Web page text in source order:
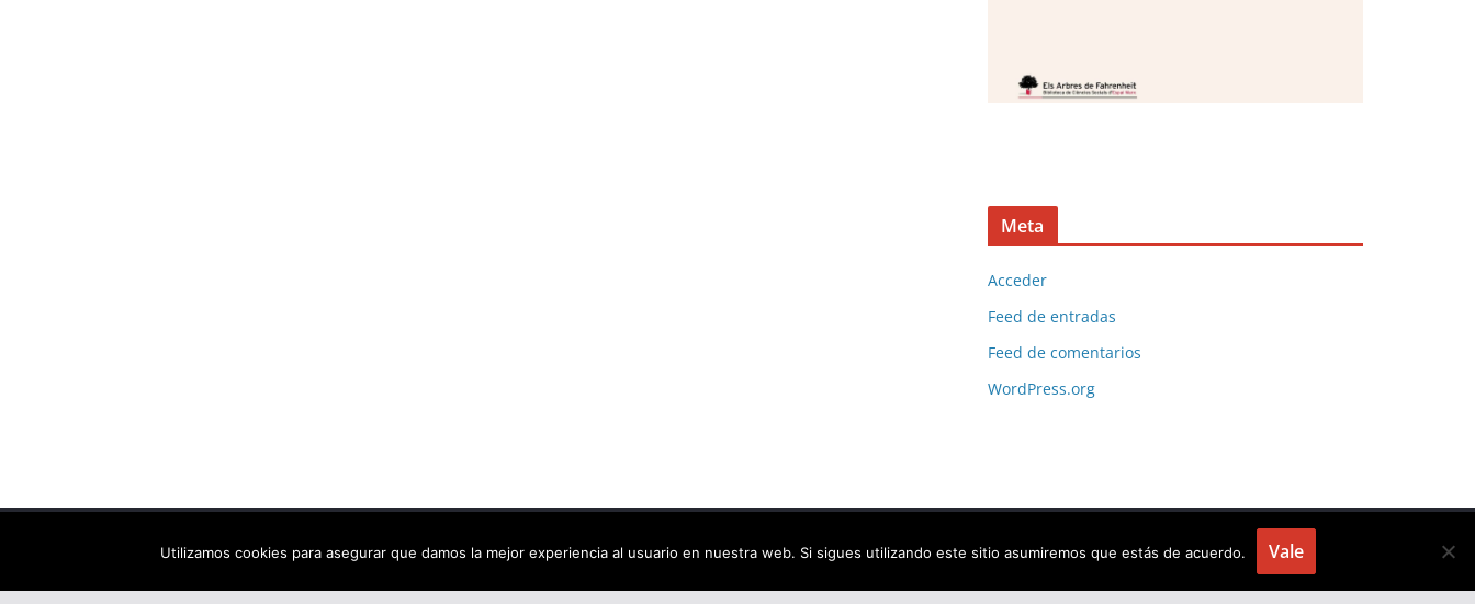
Meta
Acceder
Feed de entradas
Feed de comentarios
WordPress.org
Copyright © 2026 Els arbres de Fahrenheit: biblioteca virtual
. Todos los derechos reservados.
Utilizamos cookies para asegurar que damos la mejor experiencia al usuario en nuestra web. Si sigues utilizando este sitio asumiremos que estás de acuerdo. Vale